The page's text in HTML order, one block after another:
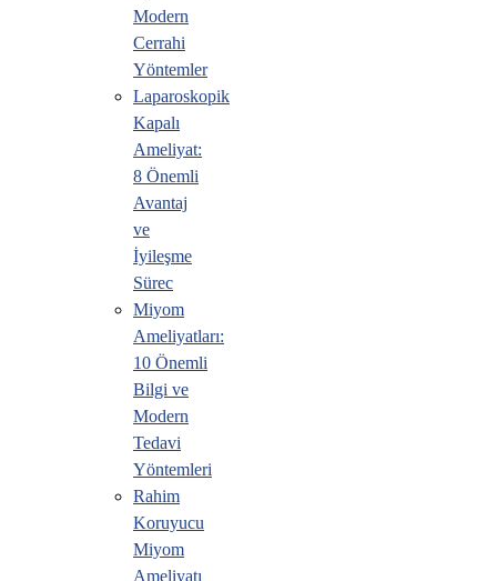
Modern
Cerrahi
Yöntemler
Laparoskopik
Kapalı
Ameliyat:
8 Önemli
Avantaj
ve
İyileşme
Sürec
Miyom
Ameliyatları:
10 Önemli
Bilgi ve
Modern
Tedavi
Yöntemleri
Rahim
Koruyucu
Miyom
Ameliyatı